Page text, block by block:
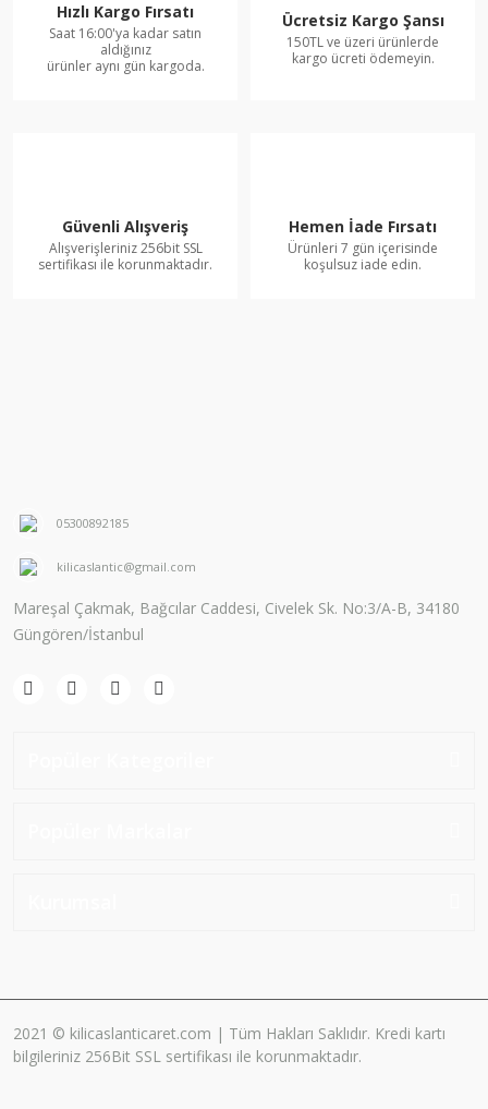
Hızlı Kargo Fırsatı
Saat 16:00'ya kadar satın
aldığınız
ürünler aynı gün kargoda.
Ücretsiz Kargo Şansı
150TL ve üzeri ürünlerde
kargo ücreti ödemeyin.
Güvenli Alışveriş
Alışverişleriniz 256bit SSL
sertifikası ile korunmaktadır.
Hemen İade Fırsatı
Ürünleri 7 gün içerisinde
koşulsuz iade edin.
05300892185
kilicaslantic@gmail.com
Mareşal Çakmak, Bağcılar Caddesi, Civelek Sk. No:3/A-B, 34180
Güngören/İstanbul
2021 © kilicaslanticaret.com | Tüm Hakları Saklıdır. Kredi kartı
bilgileriniz 256Bit SSL sertifikası ile korunmaktadır.